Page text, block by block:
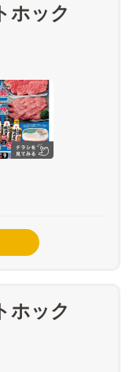
ホック
ホック